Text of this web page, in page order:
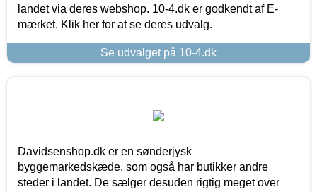
landet via deres webshop. 10-4.dk er godkendt af E-
mærket. Klik her for at se deres udvalg.
Se udvalget på 10-4.dk
Davidsenshop.dk er en sønderjysk
byggemarkedskæde, som også har butikker andre
steder i landet. De sælger desuden rigtig meget over